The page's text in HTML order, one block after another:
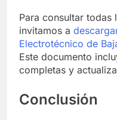
Para consultar todas
invitamos a
Electrotécnico de
Este documento
completas y
Conclusión